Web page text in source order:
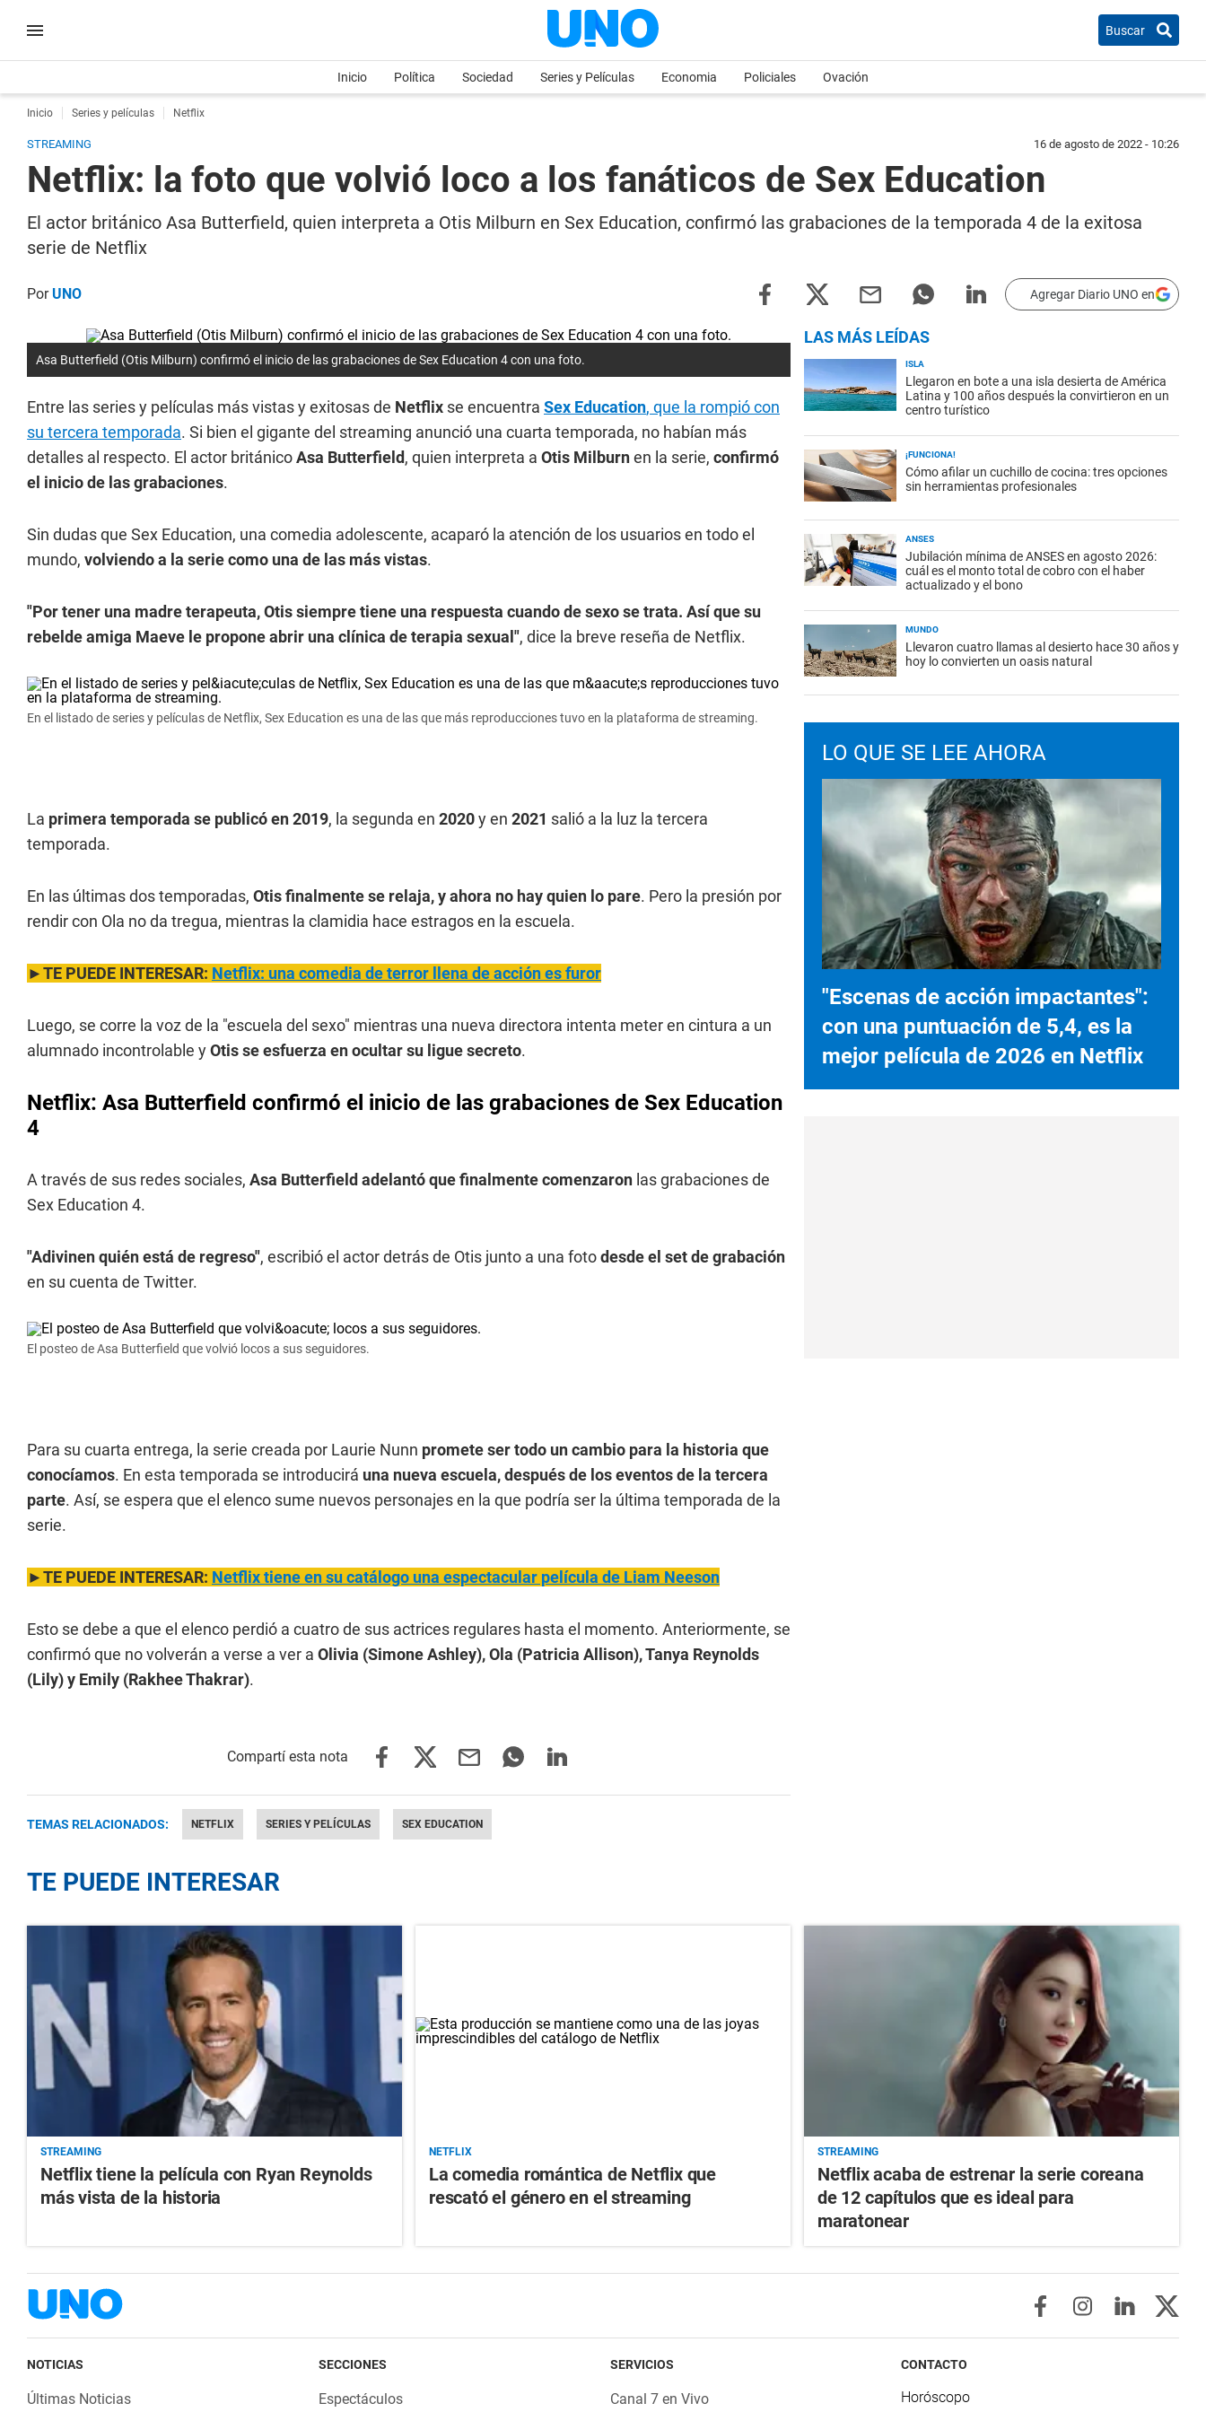
Buscar
Inicio Política Sociedad Series y Películas Economia Policiales Ovación
Inicio Series y películas Netflix
STREAMING 16 de agosto de 2022 - 10:26
Netflix: la foto que volvió loco a los fanáticos de Sex Education
El actor británico Asa Butterfield, quien interpreta a Otis Milburn en Sex Education, confirmó las grabaciones de la temporada 4 de la exitosa
serie de Netflix
PorUNO Agregar Diario UNO en
Asa Butterfield (Otis Milburn) confirmó el inicio de las grabaciones de Sex Education 4 con una foto.
Entre las series y películas más vistas y exitosas de Netflix se encuentra Sex Education, que la rompió con
su tercera temporada. Si bien el gigante del streaming anunció una cuarta temporada, no habían más
detalles al respecto. El actor británicoAsa Butterfield, quien interpreta a Otis Milburnen la serie, confirmó
el inicio de las grabaciones.
Sin dudas que Sex Education, una comedia adolescente, acaparó la atención de los usuarios en todo el
mundo, volviendo a la serie como una de las más vistas.
"Por tener una madre terapeuta, Otis siempre tiene una respuesta cuando de sexo se trata. Así que su
rebelde amiga Maeve le propone abrir una clínica de terapia sexual", dice la breve reseña de Netflix.
En el listado de series y películas de Netflix, Sex Education es una de las que más reproducciones tuvo en la plataforma de streaming.
La primera temporada se publicó en 2019, la segunda en 2020y en 2021 salió a la luz la tercera
temporada.
En las últimas dos temporadas, Otis finalmente se relaja, y ahora no hay quien lo pare. Pero la presión por
rendir con Ola no da tregua, mientras la clamidia hace estragos en la escuela.
►TE PUEDE INTERESAR: Netflix: una comedia de terror llena de acción es furor
Luego, se corre la voz de la "escuela del sexo" mientras una nueva directora intenta meter en cintura a un
alumnado incontrolable yOtis se esfuerza en ocultar su ligue secreto.
Netflix: Asa Butterfield confirmó el inicio de las grabaciones de Sex Education
4
A través de sus redes sociales, Asa Butterfield adelantó que finalmente comenzaron las grabaciones de
Sex Education 4.
"Adivinen quién está de regreso", escribió el actor detrás de Otis junto a una fotodesde el set de grabación
en su cuenta de Twitter.
El posteo de Asa Butterfield que volvió locos a sus seguidores.
Para su cuarta entrega, la serie creada por Laurie Nunn promete ser todo un cambio para la historia que
conocíamos. En esta temporada se introducirá una nueva escuela, después de los eventos de la tercera
parte. Así, se espera que el elenco sume nuevos personajes en la que podría ser la última temporada de la
serie.
►TE PUEDE INTERESAR: Netflix tiene en su catálogo una espectacular película de Liam Neeson
Esto se debe a que el elenco perdió a cuatro de sus actrices regulares hasta el momento. Anteriormente, se
confirmó que no volverán a verse a ver a Olivia (Simone Ashley), Ola (Patricia Allison), Tanya Reynolds
(Lily) y Emily (Rakhee Thakrar).
TEMAS RELACIONADOS: NETFLIX SERIES Y PELÍCULAS SEX EDUCATION
LAS MÁS LEÍDAS
ISLA
Llegaron en bote a una isla desierta de América
Latina y 100 años después la convirtieron en un
centro turístico
¡FUNCIONA!
Cómo afilar un cuchillo de cocina: tres opciones
sin herramientas profesionales
ANSES
Jubilación mínima de ANSES en agosto 2026:
cuál es el monto total de cobro con el haber
actualizado y el bono
MUNDO
Llevaron cuatro llamas al desierto hace 30 años y
hoy lo convierten un oasis natural
LO QUE SE LEE AHORA
"Escenas de acción impactantes":
con una puntuación de 5,4, es la
mejor película de 2026 en Netflix
TE PUEDE INTERESAR
STREAMING
Netflix tiene la película con Ryan Reynolds
más vista de la historia
NETFLIX
La comedia romántica de Netflix que
rescató el género en el streaming
STREAMING
Netflix acaba de estrenar la serie coreana
de 12 capítulos que es ideal para
maratonear
NOTICIAS
Últimas Noticias
SECCIONES
Espectáculos
SERVICIOS
Canal 7 en Vivo
CONTACTO
Horóscopo